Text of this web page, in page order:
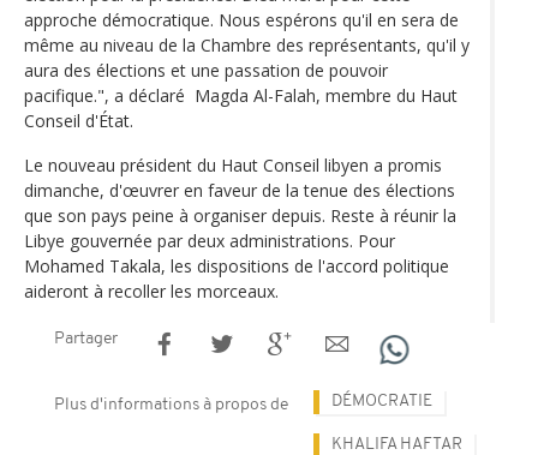
approche démocratique. Nous espérons qu'il en sera de
même au niveau de la Chambre des représentants, qu'il y
aura des élections et une passation de pouvoir
pacifique.", a déclaré Magda Al-Falah, membre du Haut
Conseil d'État.
Le nouveau président du Haut Conseil libyen a promis
dimanche, d'œuvrer en faveur de la tenue des élections
que son pays peine à organiser depuis. Reste à réunir la
Libye gouvernée par deux administrations. Pour
Mohamed Takala, les dispositions de l'accord politique
aideront à recoller les morceaux.
Partager
Plus d'informations à propos de DÉMOCRATIE
KHALIFA HAFTAR